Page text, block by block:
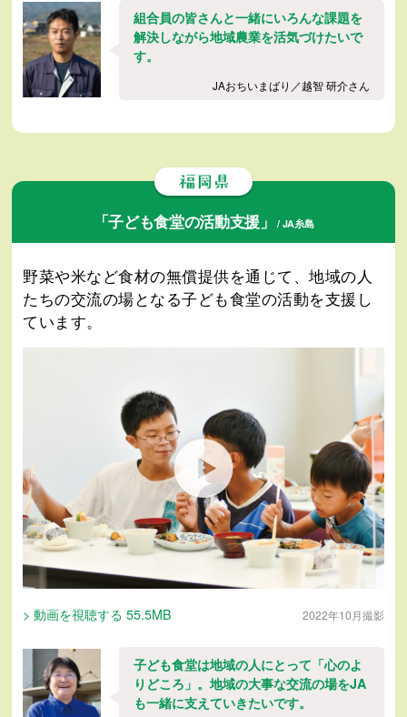
組合員の皆さんと一緒にいろんな課題を
解決しながら地域農業を活気づけたいで
す。
JAおちいまばり／越智 研介さん
「子ども食堂の活動支援」 / JA糸島
野菜や米など食材の無償提供を通じて、地域の人
たちの交流の場となる子ども食堂の活動を支援し
ています。
> 動画を視聴する 55.5MB 2022年10月撮影
子ども食堂は地域の人にとって「心のよ
りどころ」。地域の大事な交流の場をJA
も一緒に支えていきたいです。